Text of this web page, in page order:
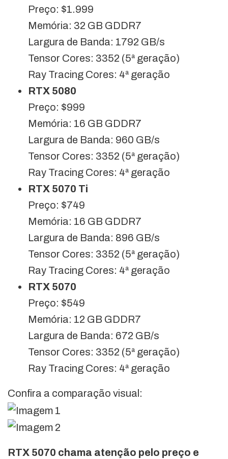
Preço: $1.999
Memória: 32 GB GDDR7
Largura de Banda: 1792 GB/s
Tensor Cores: 3352 (5ª geração)
Ray Tracing Cores: 4ª geração
RTX 5080
Preço: $999
Memória: 16 GB GDDR7
Largura de Banda: 960 GB/s
Tensor Cores: 3352 (5ª geração)
Ray Tracing Cores: 4ª geração
RTX 5070 Ti
Preço: $749
Memória: 16 GB GDDR7
Largura de Banda: 896 GB/s
Tensor Cores: 3352 (5ª geração)
Ray Tracing Cores: 4ª geração
RTX 5070
Preço: $549
Memória: 12 GB GDDR7
Largura de Banda: 672 GB/s
Tensor Cores: 3352 (5ª geração)
Ray Tracing Cores: 4ª geração
Confira a comparação visual:
RTX 5070 chama atenção pelo preço e